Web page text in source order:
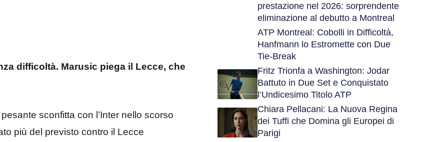
difficoltà. Marusic piega il Lecce, che
sconfitta con l’Inter nello scorso
più del previsto contro il Lecce
prestazione nel 2026: sorprendente
eliminazione al debutto a Montreal
ATP Montreal: Cobolli in Difficoltà,
Hanfmann lo Estromette con Due
Tie-Break
Fritz Trionfa a Washington: Jodar
Battuto in Due Set e Conquistato
l’Undicesimo Titolo ATP
Chiara Pellacani: La Nuova Regina
dei Tuffi che Domina gli Europei di
Parigi